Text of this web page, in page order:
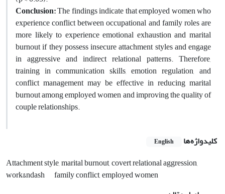
Conclusion:The findings indicate that employed women who
experience conflict between occupational and family roles are
more likely to experience emotional exhaustion and marital
burnout if they possess insecure attachment styles and engage
in aggressive and indirect relational patterns. Therefore,
training in communication skills, emotion regulation, and
conflict management may be effective in reducing marital
burnout among employed women and improving the quality of
couple relationships.
کلیدواژه‌ها English
Attachment style, marital burnout, covert relational aggression,
work&ndash
family conflict, employed women